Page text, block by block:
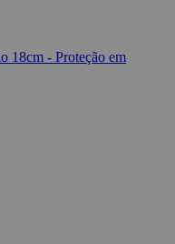
18cm - Proteção em